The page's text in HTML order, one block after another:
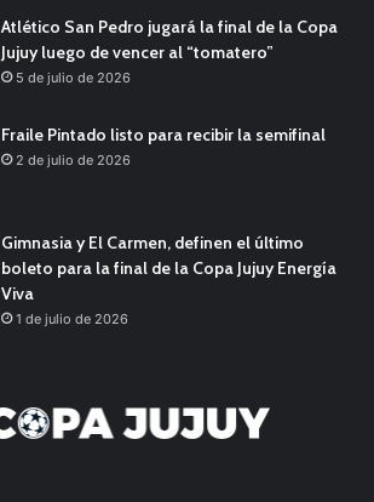
Atlético San Pedro jugará la final de la Copa
Jujuy luego de vencer al “tomatero”
5 de julio de 2026
Fraile Pintado listo para recibir la semifinal
2 de julio de 2026
Gimnasia y El Carmen, definen el último
boleto para la final de la Copa Jujuy Energía
Viva
1 de julio de 2026